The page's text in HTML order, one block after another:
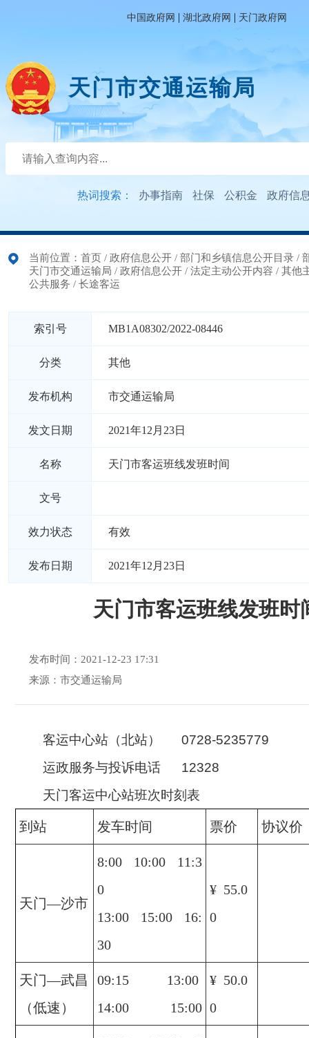
中国政府网 | 湖北政府网 | 天门政府网
天门市交通运输局
热词搜索： 办事指南 社保 公积金 政府信
当前位置： 首页 / 政府信息公开 / 部门和乡镇信息公开目录 /
天门市交通运输局 / 政府信息公开 / 法定主动公开内容 / 其他
公共服务 / 长途客运
索引号 MB1A08302/2022-08446
分类 其他
发布机构 市交通运输局
发文日期 2021年12月23日
名称 天门市客运班线发班时间
文号
效力状态 有效
发布日期 2021年12月23日
天门市客运班线发班时
发布时间：2021-12-23 17:31
来源：市交通运输局
客运中心站（北站）
0728-5235779
运政服务与投诉电话 12328
天门客运中心站班次时刻表
到站 发车时间 票价 协议价
天门—沙市
8:00 10:00 11:3
0
13:00 15:00 16:
30
¥ 55.0
0
天门—武昌
（低速）
09:15 13:00
14:00 15:00
¥ 50.0
0